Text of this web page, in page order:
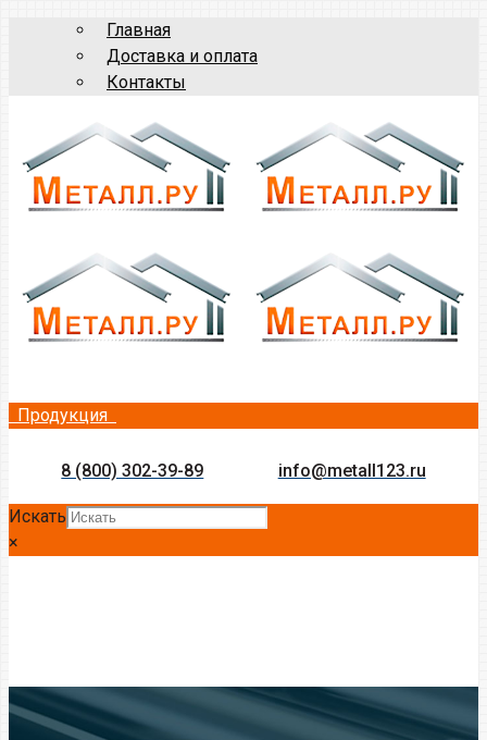
Главная
Доставка и оплата
Контакты
Продукция
8 (800) 302-39-89 info@metall123.ru
Искать
×